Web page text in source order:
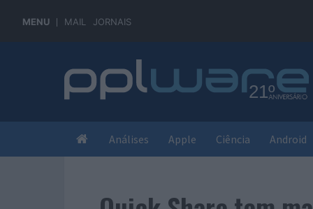
MENU MAIL JORNAIS
Análises Apple Ciência Android